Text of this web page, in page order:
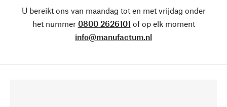
U bereikt ons van maandag tot en met vrijdag onder
het nummer 0800 2626101 of op elk moment
info@manufactum.nl